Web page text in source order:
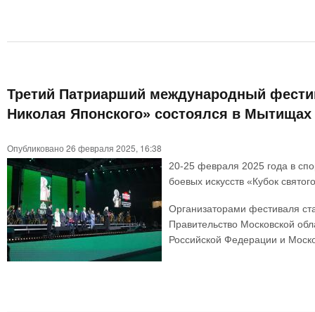
Третий Патриарший международный
Николая Японского» состоялся в Мытищах
Опубликовано 26 февраля 2025, 16:38
20-25 февраля 2025 года в
боевых искусств «Кубок
Организаторами фестиваля
Правительство Московской
Российской Федерации и